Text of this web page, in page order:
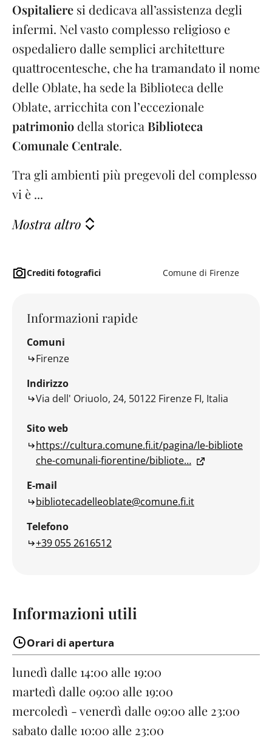
Ospitaliere si dedicava all’assistenza degli
infermi. Nel vasto complesso religioso e
ospedaliero dalle semplici architetture
quattrocentesche, che ha tramandato il nome
delle Oblate, ha sede la Biblioteca delle
Oblate, arricchita con l’eccezionale
patrimonio della storica Biblioteca
Comunale Centrale.
Tra gli ambienti più pregevoli del complesso
vi è ...
Mostra altro
Crediti fotografici Comune di Firenze
Informazioni rapide
Comuni
Firenze
Indirizzo
Via dell' Oriuolo, 24, 50122 Firenze FI, Italia
Sito web
https://cultura.comune.fi.it/pagina/le-bibliote
che-comunali-fiorentine/bibliote…
E-mail
bibliotecadelleoblate@comune.fi.it
Telefono
+39 055 2616512
Informazioni utili
Orari di apertura
lunedì dalle 14:00 alle 19:00
martedì dalle 09:00 alle 19:00
mercoledì - venerdì dalle 09:00 alle 23:00
sabato dalle 10:00 alle 23:00